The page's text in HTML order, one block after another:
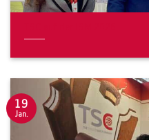
19
Jan.